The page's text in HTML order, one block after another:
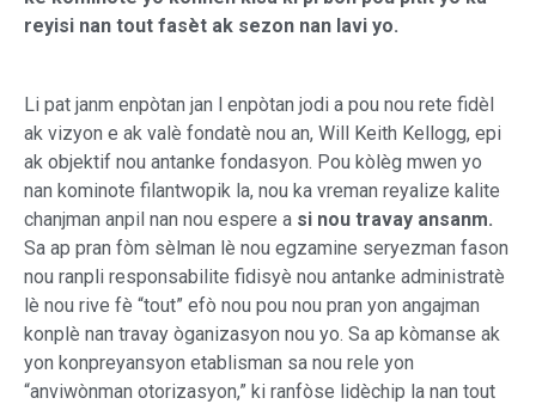
reyisi nan tout fasèt ak sezon nan lavi yo.
Li pat janm enpòtan jan l enpòtan jodi a pou nou rete fidèl
ak vizyon e ak valè fondatè nou an, Will Keith Kellogg, epi
ak objektif nou antanke fondasyon. Pou kòlèg mwen yo
nan kominote filantwopik la, nou ka vreman reyalize kalite
chanjman anpil nan nou espere a si nou travay ansanm.
Sa ap pran fòm sèlman lè nou egzamine seryezman fason
nou ranpli responsabilite fidisyè nou antanke administratè
lè nou rive fè “tout” efò nou pou nou pran yon angajman
konplè nan travay òganizasyon nou yo. Sa ap kòmanse ak
yon konpreyansyon etablisman sa nou rele yon
“anviwònman otorizasyon,” ki ranfòse lidèchip la nan tout